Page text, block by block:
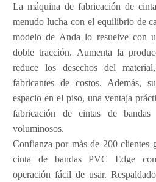
La máquina de fabricación de
menudo lucha con el equilibrio de
modelo de Anda lo resuelve con
doble tracción. Aumenta la
reduce los desechos del
fabricantes de costos. Además,
espacio en el piso, una ventaja
fabricación de cintas de
voluminosos.
Confianza por más de 200 clientes
cinta de bandas PVC Edge
operación fácil de usar.